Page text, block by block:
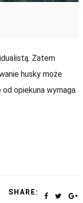
Zatem
husky może
opiekuna wymaga
SHARE: